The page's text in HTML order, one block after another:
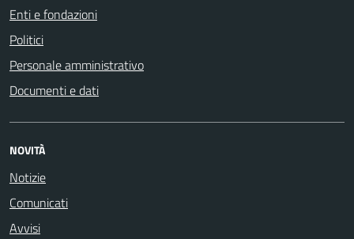
Enti e fondazioni
Politici
Personale amministrativo
Documenti e dati
NOVITÀ
Notizie
Comunicati
Avvisi